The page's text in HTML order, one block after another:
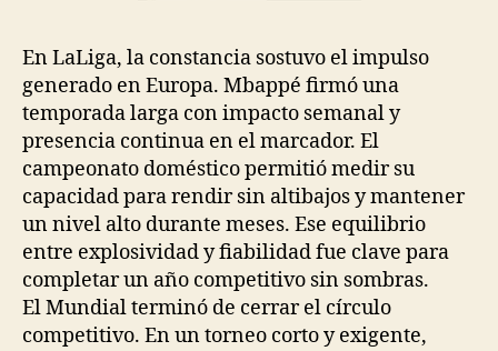
En LaLiga, la constancia sostuvo el impulso
generado en Europa. Mbappé firmó una
temporada larga con impacto semanal y
presencia continua en el marcador. El
campeonato doméstico permitió medir su
capacidad para rendir sin altibajos y mantener
un nivel alto durante meses. Ese equilibrio
entre explosividad y fiabilidad fue clave para
completar un año competitivo sin sombras.
El Mundial terminó de cerrar el círculo
competitivo. En un torneo corto y exigente,